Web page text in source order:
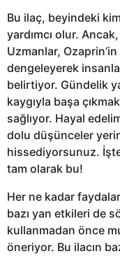
Bu ilaç, beyindeki
yardımcı olur.
Uzmanlar,
dengeleyerek
belirtiyor. Gündelik
kaygıyla başa
sağlıyor. Hayal
dolu düşünceler
hissediyorsunuz.
tam olarak bu!
Her ne kadar
bazı yan etkileri de
kullanmadan önce
öneriyor. Bu ilacın